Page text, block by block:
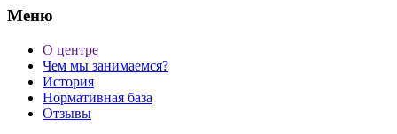
Меню
О центре
Чем мы занимаемся?
История
Нормативная база
Отзывы